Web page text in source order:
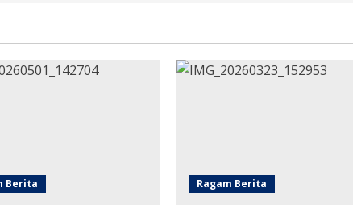
Berita Ragam Berita